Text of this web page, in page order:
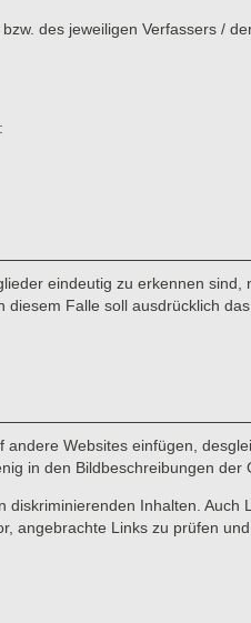
des jeweiligen Verfassers /
eindeutig zu erkennen
Falle soll ausdrücklich
Websites einfügen,
in den Bildbeschreibungen der
Inhalten. Auch
angebrachte Links zu prüfen